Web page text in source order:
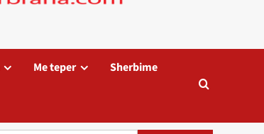
Me teper Sherbime